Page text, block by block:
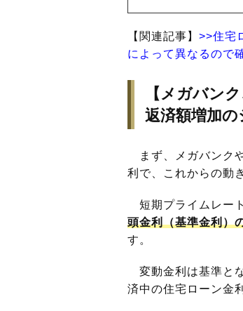
【関連記事】 >>住宅
によって異なるので
【メガバン
返済額増加
まず、メガバンク
利で、これからの動
短期プライムレー
頭金利（基準金利）
す。
変動金利は基準と
済中の住宅ローン金